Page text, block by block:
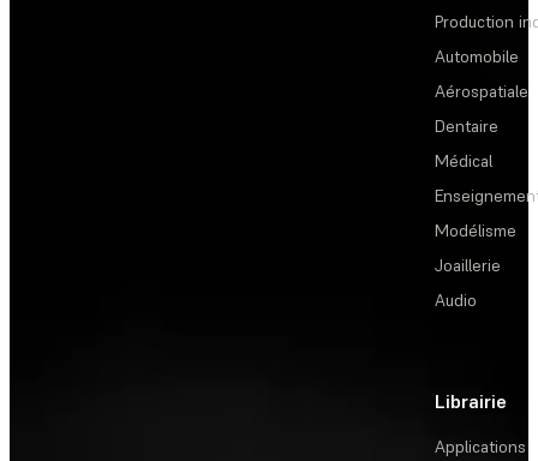
Production
Automobile
Aérospatiale
Dentaire
Médical
Modélisme
Joaillerie
Audio
Librairie
Applications